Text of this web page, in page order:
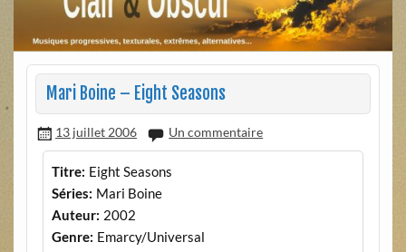
Mari Boine – Eight Seasons
13 juillet 2006 Un commentaire
Titre: Eight Seasons
Séries: Mari Boine
Auteur: 2002
Genre: Emarcy/Universal